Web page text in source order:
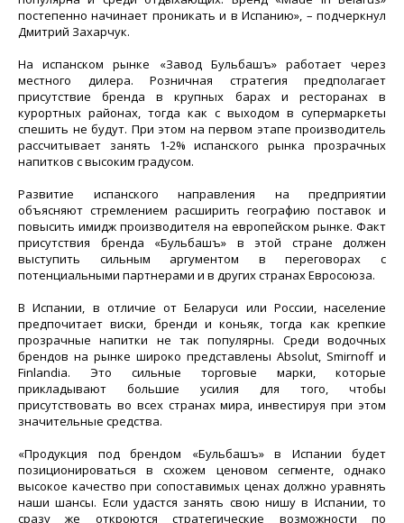
постепенно начинает проникать и в Испанию», – подчеркнул
Дмитрий Захарчук.
На испанском рынке «Завод Бульбашъ» работает через
местного дилера. Розничная стратегия предполагает
присутствие бренда в крупных барах и ресторанах в
курортных районах, тогда как с выходом в супермаркеты
спешить не будут. При этом на первом этапе производитель
рассчитывает занять 1-2% испанского рынка прозрачных
напитков с высоким градусом.
Развитие испанского направления на предприятии
объясняют стремлением расширить географию поставок и
повысить имидж производителя на европейском рынке. Факт
присутствия бренда «Бульбашъ» в этой стране должен
выступить сильным аргументом в переговорах с
потенциальными партнерами и в других странах Евросоюза.
В Испании, в отличие от Беларуси или России, население
предпочитает виски, бренди и коньяк, тогда как крепкие
прозрачные напитки не так популярны. Среди водочных
брендов на рынке широко представлены Absolut, Smirnoff и
Finlandia. Это сильные торговые марки, которые
прикладывают большие усилия для того, чтобы
присутствовать во всех странах мира, инвестируя при этом
значительные средства.
«Продукция под брендом «Бульбашъ» в Испании будет
позиционироваться в схожем ценовом сегменте, однако
высокое качество при сопоставимых ценах должно уравнять
наши шансы. Если удастся занять свою нишу в Испании, то
сразу же откроются стратегические возможности по